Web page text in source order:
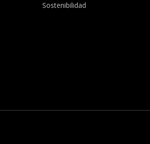
Sostenibilidad